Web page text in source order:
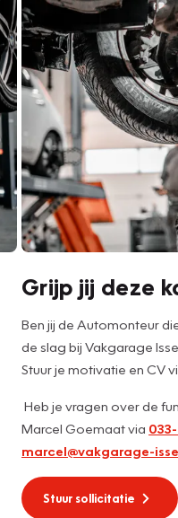
Grijp jij deze
Ben jij de Automonteur
de slag bij Vakgarage
Stuur je motivatie en CV
Heb je vragen over de
Marcel Goemaat via
marcel@vakgarage-
Stuur sollicitatie